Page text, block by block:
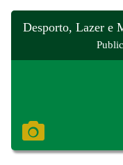
Desporto, Lazer e